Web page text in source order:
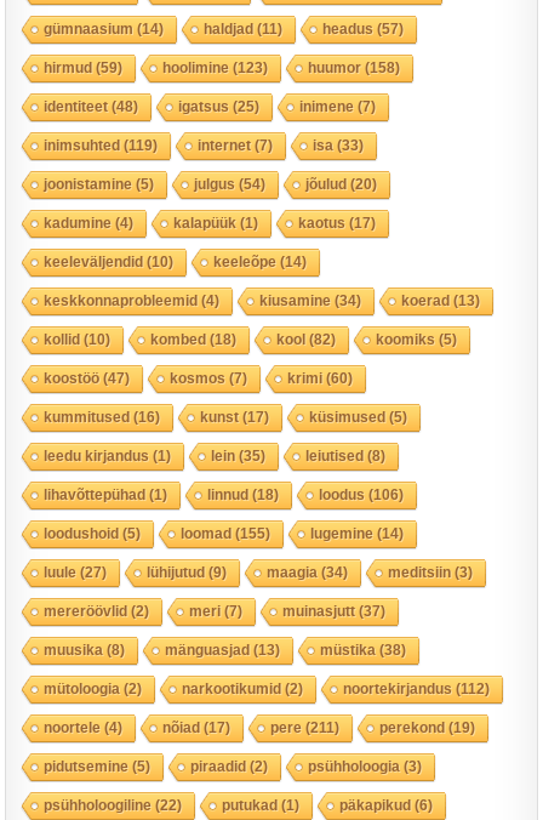
gümnaasium (14) haldjad(11) headus (57)
hirmud(59) hoolimine (123) huumor(158)
identiteet(48) igatsus (25) inimene (7)
inimsuhted(119) internet(7) isa (33)
joonistamine (5) julgus (54) jõulud(20)
kadumine (4) kalapüük (1) kaotus (17)
keeleväljendid(10) keeleõpe (14)
keskkonnaprobleemid(4) kiusamine (34) koerad(13)
kollid(10) kombed(18) kool(82) koomiks (5)
koostöö(47) kosmos (7) krimi(60)
kummitused(16) kunst(17) küsimused(5)
leedu kirjandus (1) lein(35) leiutised(8)
lihavõttepühad(1) linnud(18) loodus (106)
loodushoid(5) loomad(155) lugemine (14)
luule (27) lühijutud(9) maagia (34) meditsiin(3)
mereröövlid(2) meri(7) muinasjutt(37)
muusika (8) mänguasjad(13) müstika (38)
mütoloogia (2) narkootikumid(2) noortekirjandus (112)
noortele (4) nõiad(17) pere (211) perekond(19)
pidutsemine (5) piraadid(2) psühholoogia (3)
psühholoogiline (22) putukad(1) päkapikud(6)